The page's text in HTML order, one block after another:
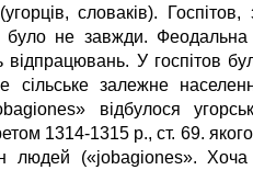
словаків).
було не завжди.
відпрацювань. У госпітов
залежне
відбулося
1314-1315 р., ст. 69.
людей («jobagiones». Хоча